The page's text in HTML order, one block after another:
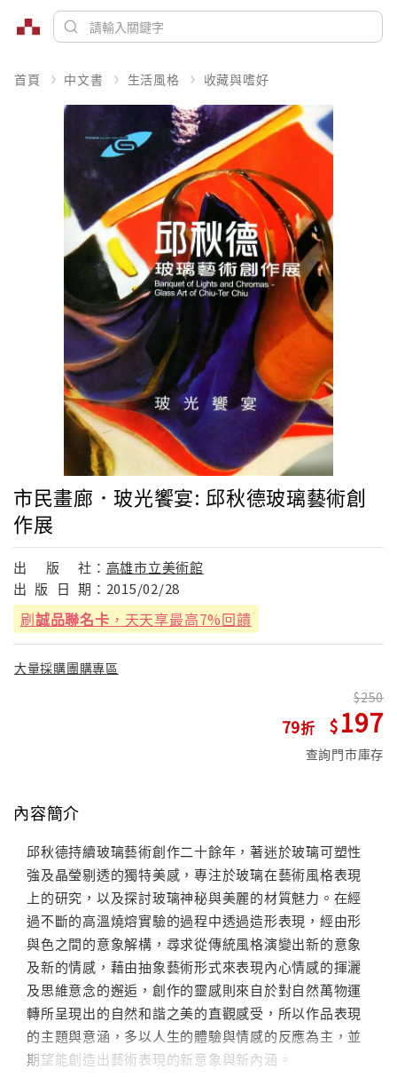
首頁 中文書 生活風格 收藏與嗜好
市民畫廊．玻光饗宴: 邱秋德玻璃藝術創
作展
出 版 社： 高雄市立美術館
出 版 日 期： 2015/02/28
刷誠品聯名卡 ，天天享最高7%回饋
大量採購團購專區
79
250
197
查詢門市庫存
內容簡介
邱秋德持續玻璃藝術創作二十餘年，著迷於玻璃可塑性
強及晶瑩剔透的獨特美感，專注於玻璃在藝術風格表現
上的研究，以及探討玻璃神秘與美麗的材質魅力。在經
過不斷的高溫燒熔實驗的過程中透過造形表現，經由形
與色之間的意象解構，尋求從傳統風格演變出新的意象
及新的情感，藉由抽象藝術形式來表現內心情感的揮灑
及思維意念的邂逅，創作的靈感則來自於對自然萬物運
轉所呈現出的自然和諧之美的直觀感受，所以作品表現
的主題與意涵，多以人生的體驗與情感的反應為主，並
期望能創造出藝術表現的新意象與新內涵。